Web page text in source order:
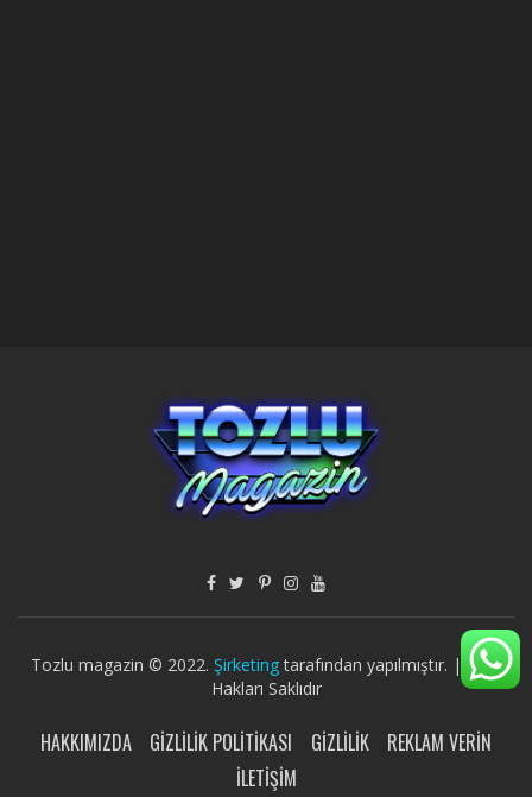
Tozlu magazin © 2022. Şirketingtarafından yapılmıştır. | Tüm
Hakları Saklıdır
HAKKIMIZDA GIZLILIK POLITIKASI GIZLILIK
REKLAM VERIN
İLETIŞIM